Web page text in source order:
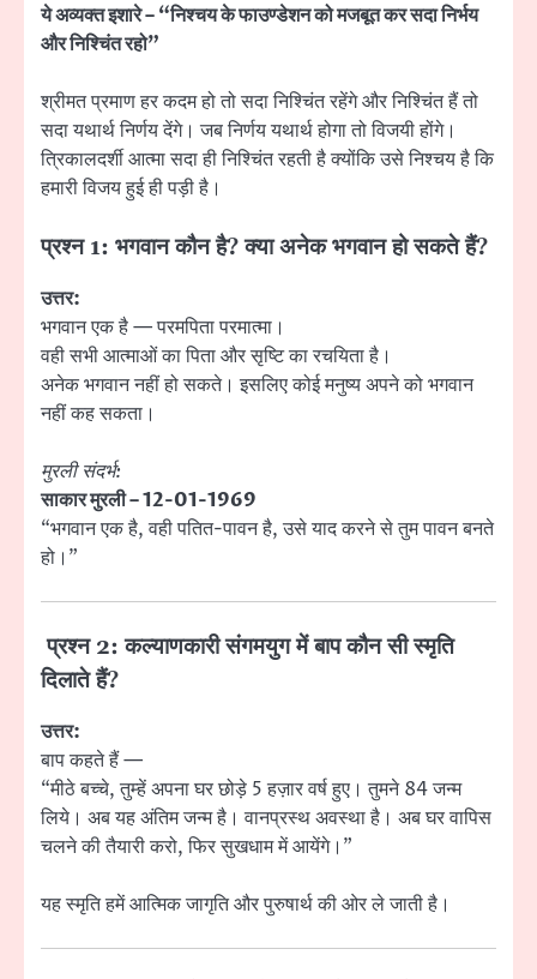
ये अव्यक्त इशारे – “निश्चय के फाउण्डेशन को मजबूत कर सदा निर्भय
और निश्चिंत रहो”
श्रीमत प्रमाण हर कदम हो तो सदा निश्चिंत रहेंगे और निश्चिंत हैं तो
सदा यथार्थ निर्णय देंगे। जब निर्णय यथार्थ होगा तो विजयी होंगे।
त्रिकालदर्शी आत्मा सदा ही निश्चिंत रहती है क्योंकि उसे निश्चय है कि
हमारी विजय हुई ही पड़ी है।
प्रश्न 1: भगवान कौन है? क्या अनेक भगवान हो सकते हैं?
उत्तर:
भगवान एक है — परमपिता परमात्मा।
वही सभी आत्माओं का पिता और सृष्टि का रचयिता है।
अनेक भगवान नहीं हो सकते। इसलिए कोई मनुष्य अपने को भगवान
नहीं कह सकता।
मुरली संदर्भ:
साकार मुरली – 12-01-1969
“भगवान एक है, वही पतित-पावन है, उसे याद करने से तुम पावन बनते
हो।”
प्रश्न 2: कल्याणकारी संगमयुग में बाप कौन सी स्मृति
दिलाते हैं?
उत्तर:
बाप कहते हैं —
“मीठे बच्चे, तुम्हें अपना घर छोड़े 5 हज़ार वर्ष हुए। तुमने 84 जन्म
लिये। अब यह अंतिम जन्म है। वानप्रस्थ अवस्था है। अब घर वापिस
चलने की तैयारी करो, फिर सुखधाम में आयेंगे।”
यह स्मृति हमें आत्मिक जागृति और पुरुषार्थ की ओर ले जाती है।